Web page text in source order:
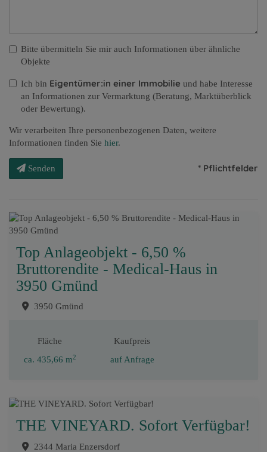
Bitte übermitteln Sie mir auch Informationen über ähnliche
Objekte
Ich bin Eigentümer:in einer Immobilie und habe Interesse
an Informationen zur Vermarktung (Beratung, Marktüberblick
oder Bewertung).
Wir verarbeiten Ihre personenbezogenen Daten, weitere
Informationen finden Sie hier.
Senden * Pflichtfelder
Top Anlageobjekt - 6,50 %
Bruttorendite - Medical-Haus in
3950 Gmünd
3950 Gmünd
Fläche
ca. 435,66 m2
Kaufpreis
auf Anfrage
THE VINEYARD. Sofort Verfügbar!
2344 Maria Enzersdorf